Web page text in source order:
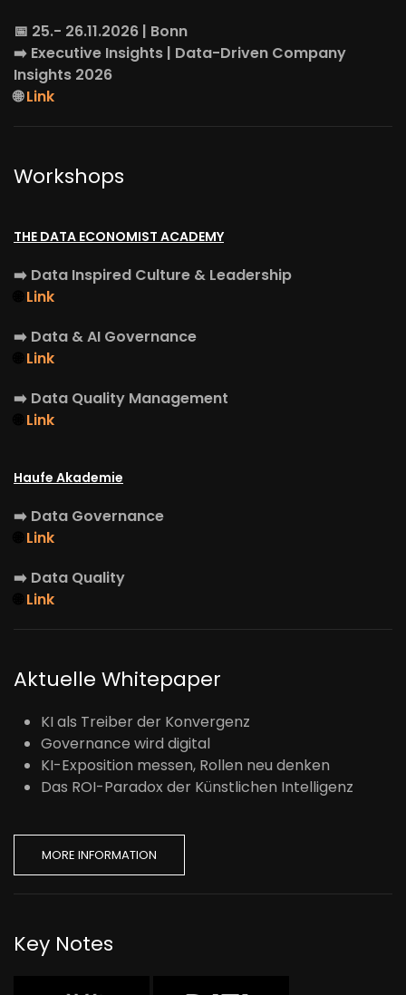
📅 25.- 26.11.2026 | Bonn
➡️ Executive Insights | Data-Driven Company
Insights 2026
🌐Link
Workshops
THE DATA ECONOMIST ACADEMY
➡️ Data Inspired Culture & Leadership
Link
➡️ Data & AI Governance
Link
➡️ Data Quality Management
Link
Haufe Akademie
➡️ Data Governance
Link
➡️ Data Quality
Link
Aktuelle Whitepaper
KI als Treiber der Konvergenz
Governance wird digital
KI-Exposition messen, Rollen neu denken
Das ROI-Paradox der Künstlichen Intelligenz
MORE INFORMATION
Key Notes